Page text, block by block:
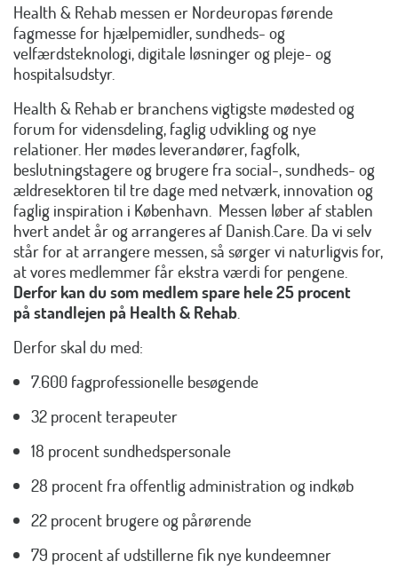
Health & Rehab messen er Nordeuropas førende
fagmesse for hjælpemidler, sundheds- og
velfærdsteknologi, digitale løsninger og pleje- og
hospitalsudstyr.
Health & Rehab er branchens vigtigste mødested og
forum for vidensdeling, faglig udvikling og nye
relationer. Her mødes leverandører, fagfolk,
beslutningstagere og brugere fra social-, sundheds- og
ældresektoren til tre dage med netværk, innovation og
faglig inspiration i København. Messen løber af stablen
hvert andet år og arrangeres af Danish.Care. Da vi selv
står for at arrangere messen, så sørger vi naturligvis for,
at vores medlemmer får ekstra værdi for pengene.
Derfor kan du som medlem spare hele 25 procent
på standlejen på Health & Rehab.
Derfor skal du med:
7.600 fagprofessionelle besøgende
32 procent terapeuter
18 procent sundhedspersonale
28 procent fra offentlig administration og indkøb
22 procent brugere og pårørende
79 procent af udstillerne fik nye kundeemner